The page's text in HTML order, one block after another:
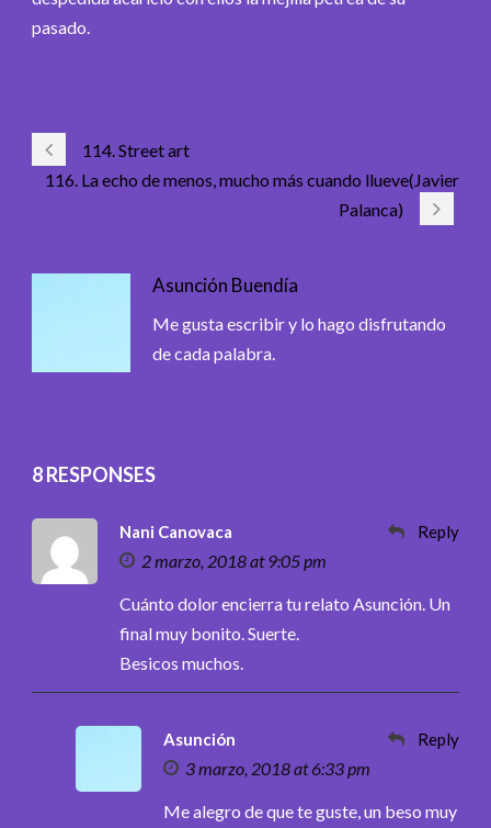
pasado.
114. Street art
116. La echo de menos, mucho más cuando llueve(Javier
Palanca)
Asunción Buendía
Me gusta escribir y lo hago disfrutando
de cada palabra.
8 RESPONSES
Nani Canovaca
2 marzo, 2018 at 9:05 pm
Reply
Cuánto dolor encierra tu relato Asunción. Un
final muy bonito. Suerte.
Besicos muchos.
Asunción
3 marzo, 2018 at 6:33 pm
Reply
Me alegro de que te guste, un beso muy